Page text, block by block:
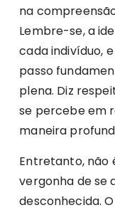
na
Lembre-se, a
cada indivíduo,
passo
plena. Diz
se percebe em
maneira
Entretanto, não
vergonha de se
desconhecida.